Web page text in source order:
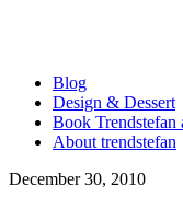
Blog
Design & Dessert
Book Trendstefan
About trendstefan
December 30, 2010